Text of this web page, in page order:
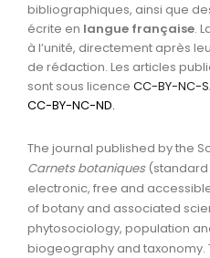
bibliographiques, ainsi que
écrite en langue française.
à l’unité, directement après
de rédaction. Les articles
sont sous licence CC-BY-NC-
CC-BY-NC-ND.
The journal published by the
Carnets botaniques (standard
electronic, free and
of botany and associated
phytosociology, population
biogeography and taxonomy.